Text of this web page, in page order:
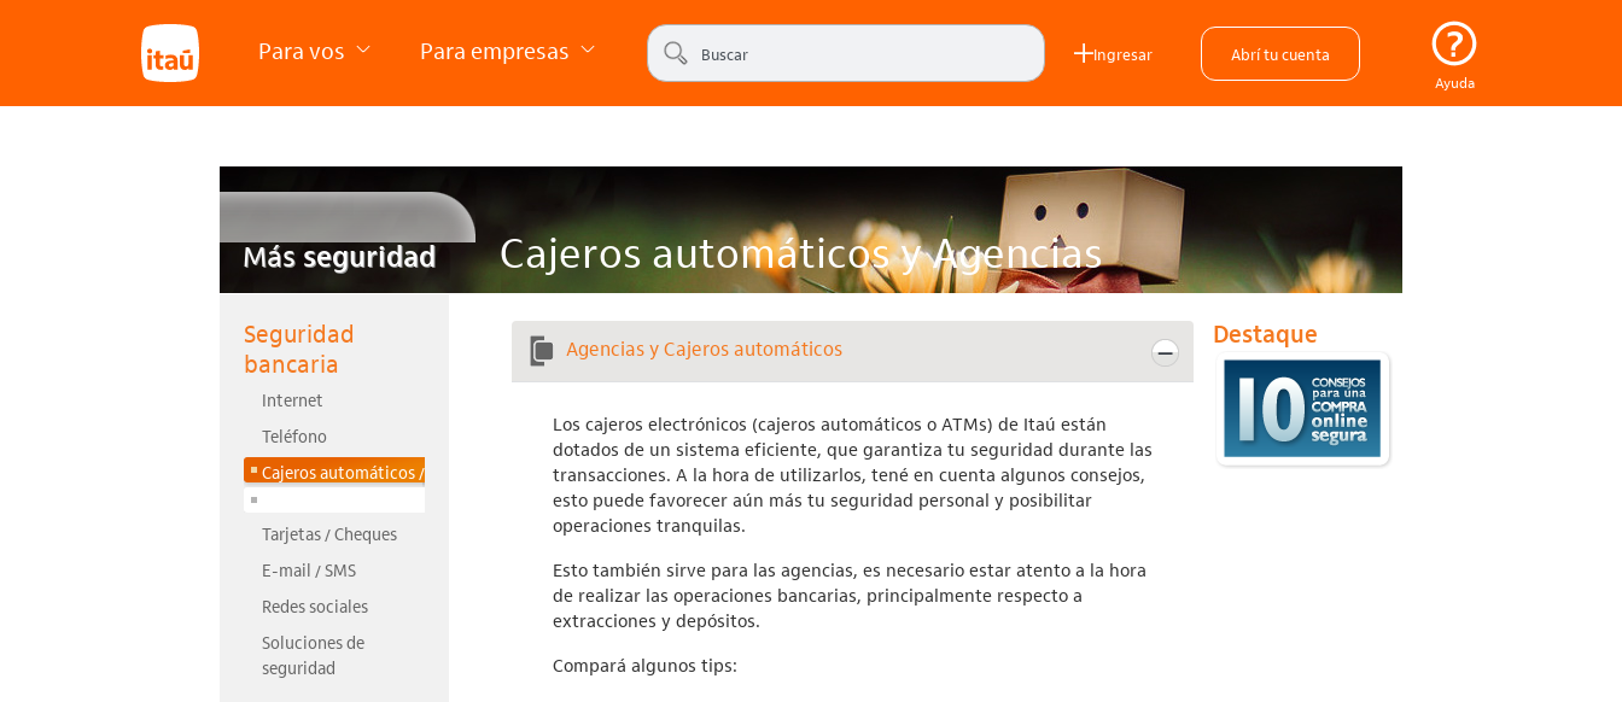
Para vos Para empresas Ingresar Abrí tu cuenta
Ayuda
Másseguridad Cajeros automáticos y Agencias
Seguridad
bancaria
Internet
Teléfono
Cajeros automáticos /
Tarjetas / Cheques
E-mail / SMS
Redes sociales
Soluciones de
seguridad
Agencias y Cajeros automáticos
Los cajeros electrónicos (cajeros automáticos o ATMs) de Itaú están
dotados de un sistema eficiente, que garantiza tu seguridad durante las
transacciones. A la hora de utilizarlos, tené en cuenta algunos consejos,
esto puede favorecer aún más tu seguridad personal y posibilitar
operaciones tranquilas.
Esto también sirve para las agencias, es necesario estar atento a la hora
de realizar las operaciones bancarias, principalmente respecto a
extracciones y depósitos.
Compará algunos tips:
Destaque